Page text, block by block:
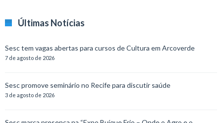
Últimas Notícias
Sesc tem vagas abertas para cursos de Cultura em Arcoverde
7 de agosto de 2026
Sesc promove seminário no Recife para discutir saúde
3 de agosto de 2026